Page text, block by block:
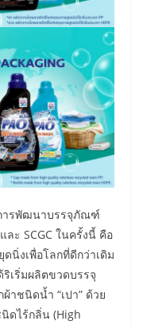
ารพัฒนาบรรจุภัณฑ์
ละ SCGC ในครั้งนี้ คือ
นิ่งเพื่อโลกที่ดีกว่าเดิม
ริเริ่มผลิตขวดบรรจุ
ชนิดน้ำ “เปา” ด้วย
ดไร้กลิ่น (High